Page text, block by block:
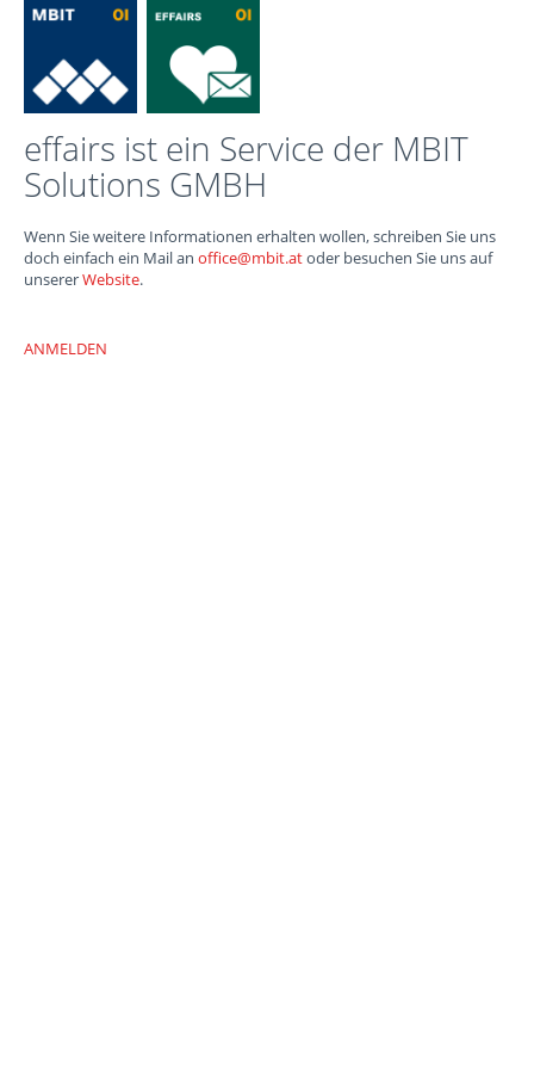
effairs ist ein Service der MBIT
Solutions GMBH
Wenn Sie weitere Informationen erhalten wollen, schreiben Sie uns
doch einfach ein Mail an office@mbit.atoder besuchen Sie uns auf
unsererWebsite.
ANMELDEN